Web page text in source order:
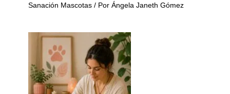
Sanación Mascotas/ Por Ángela Janeth Gómez